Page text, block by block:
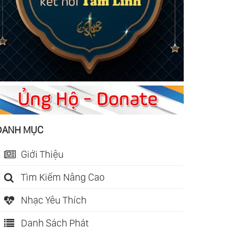
MỤC
Giới Thiệu
Tìm Kiếm Nâng Cao
Nhạc Yêu Thích
Danh Sách Phát